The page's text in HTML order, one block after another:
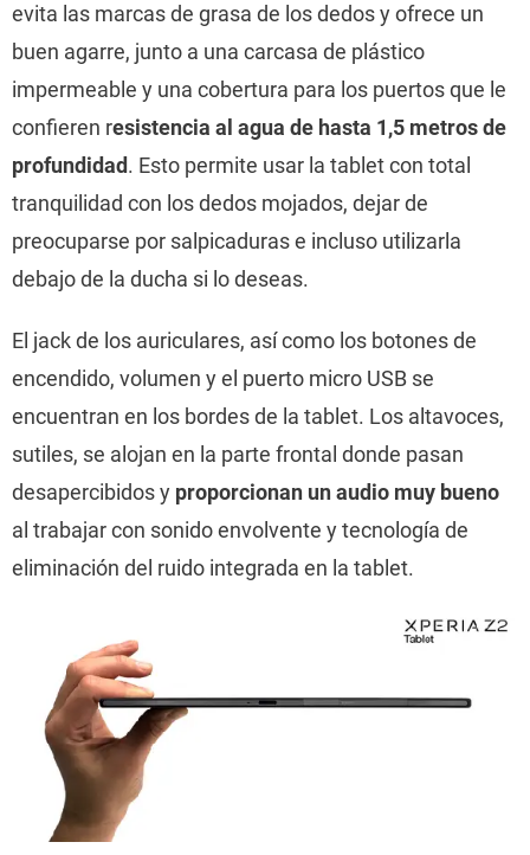
evita las marcas de grasa de los dedos y ofrece un
buen agarre, junto a una carcasa de plástico
impermeable y una cobertura para los puertos que le
confieren resistencia al agua de hasta 1,5 metros de
profundidad. Esto permite usar la tablet con total
tranquilidad con los dedos mojados, dejar de
preocuparse por salpicaduras e incluso utilizarla
debajo de la ducha si lo deseas.
El jack de los auriculares, así como los botones de
encendido, volumen y el puerto micro USB se
encuentran en los bordes de la tablet. Los altavoces,
sutiles, se alojan en la parte frontal donde pasan
desapercibidos y proporcionan un audio muy bueno
al trabajar con sonido envolvente y tecnología de
eliminación del ruido integrada en la tablet.